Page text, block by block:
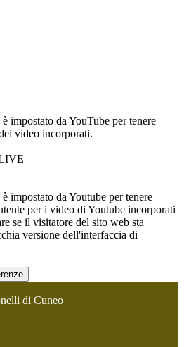
impostato da YouTube per tenere
video incorporati.
impostato da Youtube per tenere
per i video di Youtube incorporati
se il visitatore del sito web sta
versione dell'interfaccia di
di Cuneo